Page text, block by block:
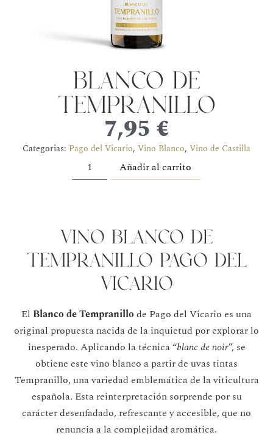
blanco de
tempranillo
7,95 €
Categorias: Pago del Vicario, Vino Blanco, Vino de Castilla
Añadir al carrito
Vino Blanco de
Tempranillo Pago del
Vicario
El Blanco de Tempranillode Pago del Vicario es una
original propuesta nacida de la inquietud por explorar lo
inesperado. Aplicando la técnica “blanc de noir”, se
obtiene este vino blanco a partir de uvas tintas
Tempranillo, una variedad emblemática de la viticultura
española. Esta reinterpretación sorprende por su
carácter desenfadado, refrescante y accesible, que no
renuncia a la complejidad aromática.